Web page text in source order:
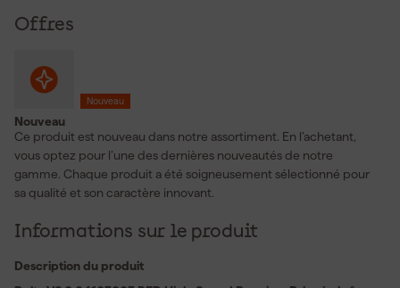
Offres
Nouveau
Nouveau
Ce produit est nouveau dans notre assortiment. En l’achetant,
vous optez pour l’une des dernières nouveautés de notre
gamme. Chaque produit a été soigneusement sélectionné pour
sa qualité et son caractère innovant.
Informations sur le produit
Description du produit